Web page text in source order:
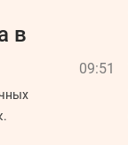
в
09:51